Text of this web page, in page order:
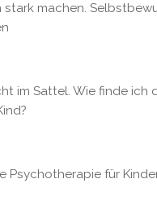
stark machen.
im Sattel. Wie finde ich
Psychotherapie für